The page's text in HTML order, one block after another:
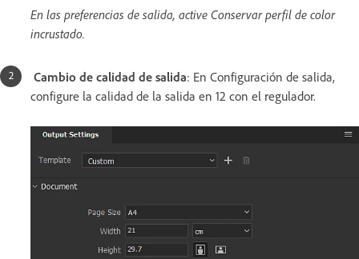
En las preferencias de salida, active Conservar perfil de color
incrustado.
Cambio de calidad de salida: En Configuración de salida,
configure la calidad de la salida en 12 con el regulador.